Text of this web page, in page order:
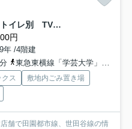
メゾンクボタ 宅配BOX バストイレ別 TVドアフォン
円
年 /4階建
東急東横線「学芸大学」駅 徒歩19分
ス
敷地内ごみ置き場
舗で田園都市線、世田谷線の情